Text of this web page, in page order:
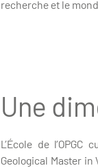
recherche et le
Une
L’École de
Geological Master